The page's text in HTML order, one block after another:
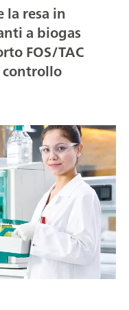
la resa in
a biogas
FOS/TAC